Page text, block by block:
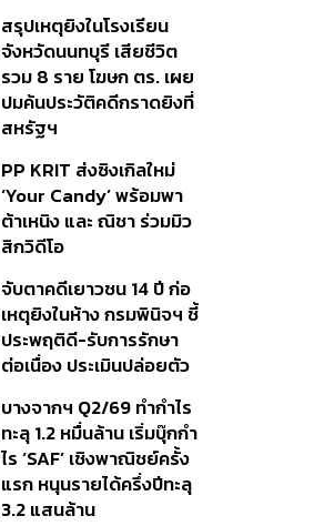
สรุปเหตุยิงในโรงเรียน
จังหวัดนนทบุรี เสียชีวิต
รวม 8 ราย โฆษก ตร. เผย
ปมค้นประวัติคดีกราดยิงที่
สหรัฐฯ
PP KRIT ส่งซิงเกิลใหม่
‘Your Candy’ พร้อมพา
ต้าเหนิง และ ณิชา ร่วมมิว
สิกวิดีโอ
จับตาคดีเยาวชน 14 ปี ก่อ
เหตุยิงในห้าง กรมพินิจฯ ชี้
ประพฤติดี-รับการรักษา
ต่อเนื่อง ประเมินปล่อยตัว
บางจากฯ Q2/69 ทำกำไร
ทะลุ 1.2 หมื่นล้าน เริ่มบุ๊กกำ
ไร ‘SAF’ เชิงพาณิชย์ครั้ง
แรก หนุนรายได้ครึ่งปีทะลุ
3.2 แสนล้าน